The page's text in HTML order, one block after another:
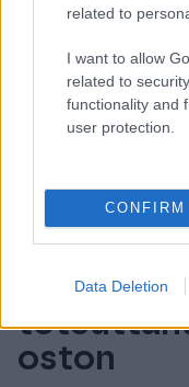
related to
I want to allow
related to
functionality and
user protection.
CONFIRM
Data Deletion
oston